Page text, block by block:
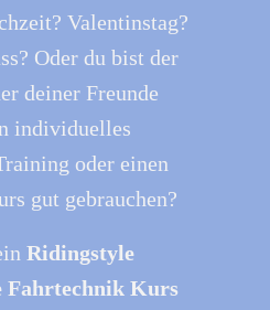
Valentinstag?
Oder du bist der
deiner Freunde
individuelles
oder einen
gut gebrauchen?
Ridingstyle
Fahrtechnik Kurs